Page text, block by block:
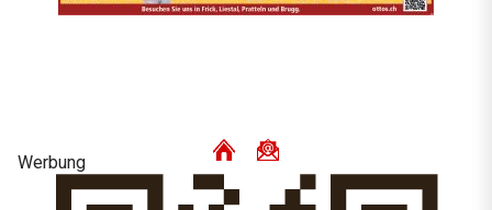
Werbung